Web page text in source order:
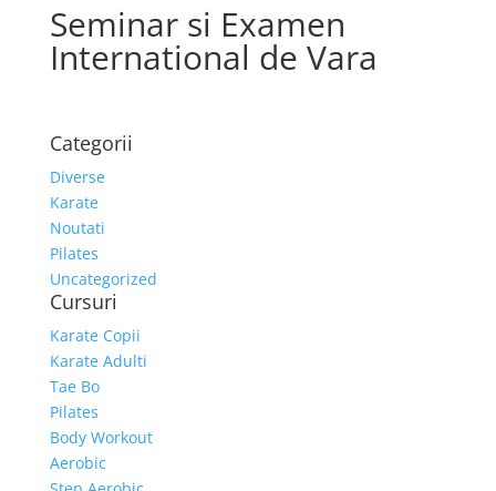
Seminar si Examen
International de Vara
Categorii
Diverse
Karate
Noutati
Pilates
Uncategorized
Cursuri
Karate Copii
Karate Adulti
Tae Bo
Pilates
Body Workout
Aerobic